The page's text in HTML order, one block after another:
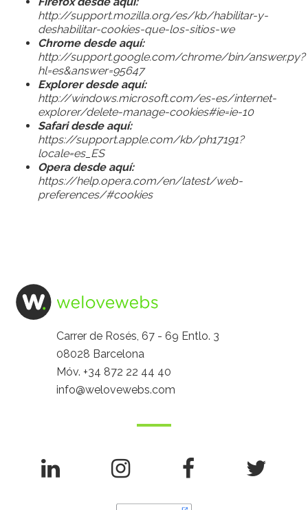
http://support.mozilla.org/es/kb/habilitar-y-
deshabilitar-cookies-que-los-sitios-we
Chrome desde aquí:
http://support.google.com/chrome/bin/answer.py?
hl=es&answer=95647
Explorer desde aquí:
http://windows.microsoft.com/es-es/internet-
explorer/delete-manage-cookies#ie=ie-10
Safari desde aquí:
https://support.apple.com/kb/ph17191?
locale=es_ES
Opera desde aquí:
https://help.opera.com/en/latest/web-
preferences/#cookies
Carrer de Rosés, 67 - 69 Entlo. 3
08028 Barcelona
Móv.+34 872 22 44 40
info@welovewebs.com